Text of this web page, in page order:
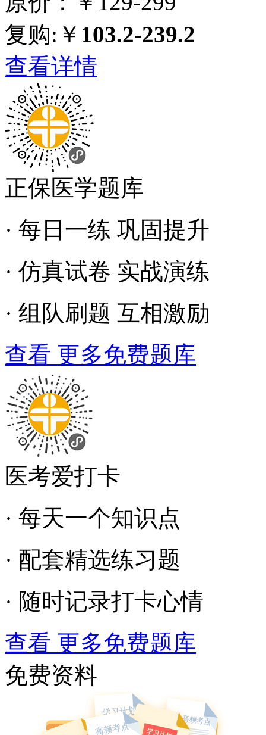
复购:￥ 103.2-239.2
查看详情
正保医学题库
· 每日一练 巩固提升
· 仿真试卷 实战演练
· 组队刷题 互相激励
查看 更多免费题库
医考爱打卡
· 每天一个知识点
· 配套精选练习题
· 随时记录打卡心情
查看 更多免费题库
免费资料